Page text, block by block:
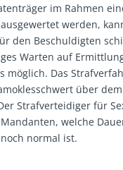
im Rahmen
werden,
den Beschuldigten
Warten auf
möglich. Das
über dem
Strafverteidiger für
welche
normal ist.